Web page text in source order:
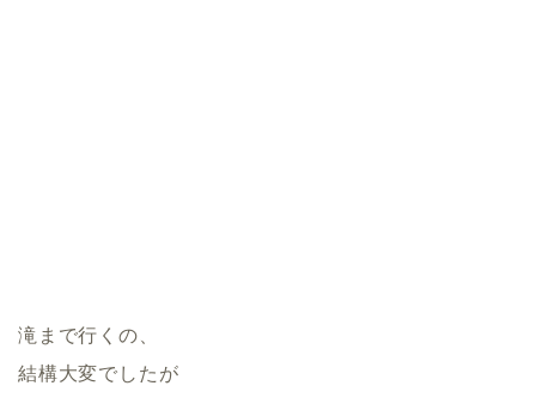
滝まで行くの、
結構大変でしたが